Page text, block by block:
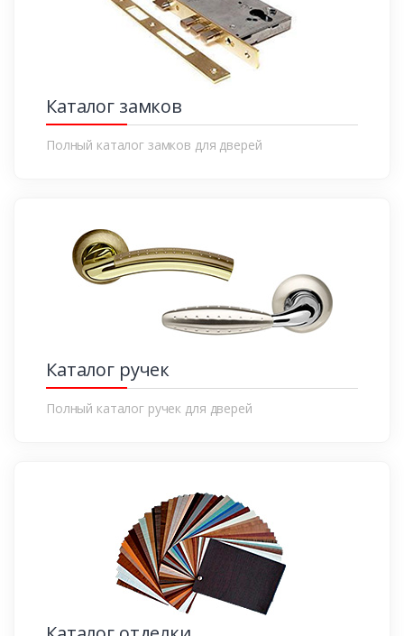
Каталог замков
Полный каталог замков для дверей
Каталог ручек
Полный каталог ручек для дверей